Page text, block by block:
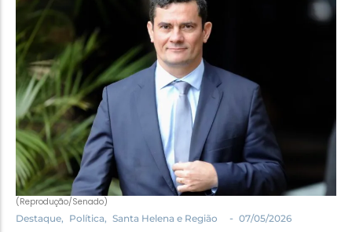
Política
Santa Helena e Região
Saúde e Bem-Estar
(Reprodução/Senado)
Destaque, Política, Santa Helena e Região - 07/05/2026